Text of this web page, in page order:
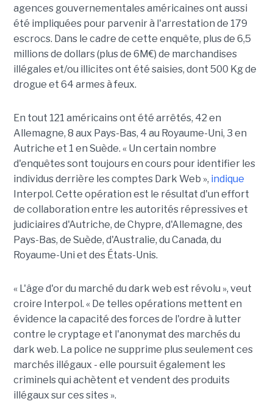
agences gouvernementales américaines ont aussi
été impliquées pour parvenir à l'arrestation de 179
escrocs. Dans le cadre de cette enquête, plus de 6,5
millions de dollars (plus de 6M€) de marchandises
illégales et/ou illicites ont été saisies, dont 500 Kg de
drogue et 64 armes à feux.
En tout 121 américains ont été arrêtés, 42 en
Allemagne, 8 aux Pays-Bas, 4 au Royaume-Uni, 3 en
Autriche et 1 en Suède. « Un certain nombre
d'enquêtes sont toujours en cours pour identifier les
individus derrière les comptes Dark Web », indique
Interpol. Cette opération est le résultat d'un effort
de collaboration entre les autorités répressives et
judiciaires d'Autriche, de Chypre, d'Allemagne, des
Pays-Bas, de Suède, d'Australie, du Canada, du
Royaume-Uni et des États-Unis.
« L'âge d'or du marché du dark web est révolu », veut
croire Interpol. « De telles opérations mettent en
évidence la capacité des forces de l'ordre à lutter
contre le cryptage et l'anonymat des marchés du
dark web. La police ne supprime plus seulement ces
marchés illégaux - elle poursuit également les
criminels qui achètent et vendent des produits
illégaux sur ces sites ».